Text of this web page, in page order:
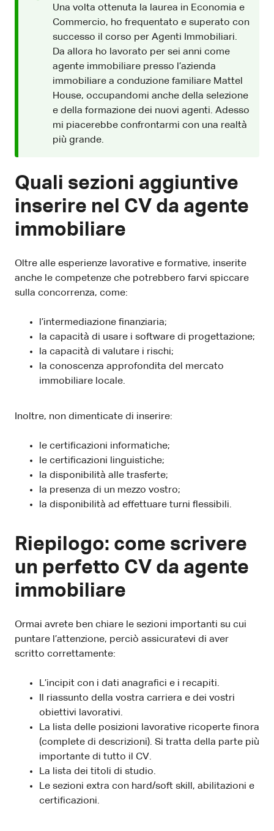
Una volta ottenuta la laurea in Economia e
Commercio, ho frequentato e superato con
successo il corso per Agenti Immobiliari.
Da allora ho lavorato per sei anni come
agente immobiliare presso l’azienda
immobiliare a conduzione familiare Mattel
House, occupandomi anche della selezione
e della formazione dei nuovi agenti. Adesso
mi piacerebbe confrontarmi con una realtà
più grande.
Quali sezioni aggiuntive
inserire nel CV da agente
immobiliare
Oltre alle esperienze lavorative e formative, inserite
anche le competenze che potrebbero farvi spiccare
sulla concorrenza, come:
l’intermediazione finanziaria;
la capacità di usare i software di progettazione;
la capacità di valutare i rischi;
la conoscenza approfondita del mercato
immobiliare locale.
Inoltre, non dimenticate di inserire:
le certificazioni informatiche;
le certificazioni linguistiche;
la disponibilità alle trasferte;
la presenza di un mezzo vostro;
la disponibilità ad effettuare turni flessibili.
Riepilogo: come scrivere
un perfetto CV da agente
immobiliare
Ormai avrete ben chiare le sezioni importanti su cui
puntare l’attenzione, perciò assicuratevi di aver
scritto correttamente:
L’incipit con i dati anagrafici e i recapiti.
Il riassunto della vostra carriera e dei vostri
obiettivi lavorativi.
La lista delle posizioni lavorative ricoperte finora
(complete di descrizioni). Si tratta della parte più
importante di tutto il CV.
La lista dei titoli di studio.
Le sezioni extra con hard/soft skill, abilitazioni e
certificazioni.